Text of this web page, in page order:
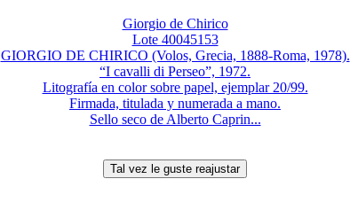
Giorgio de Chirico
Lote 40045153
GIORGIO DE CHIRICO (Volos, Grecia, 1888-Roma, 1978).
“I cavalli di Perseo”, 1972.
Litografía en color sobre papel, ejemplar 20/99.
Firmada, titulada y numerada a mano.
Sello seco de Alberto Caprin...